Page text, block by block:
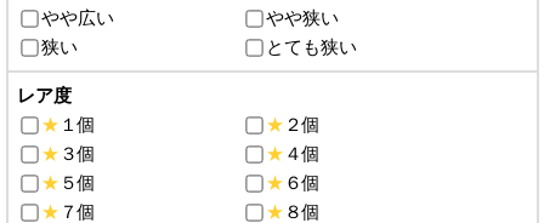
やや広い
やや狭い
狭い
とても狭い
レア度
★ １個 ★ ２個
★ ３個 ★ ４個
★ ５個 ★ ６個
★ ７個 ★ ８個